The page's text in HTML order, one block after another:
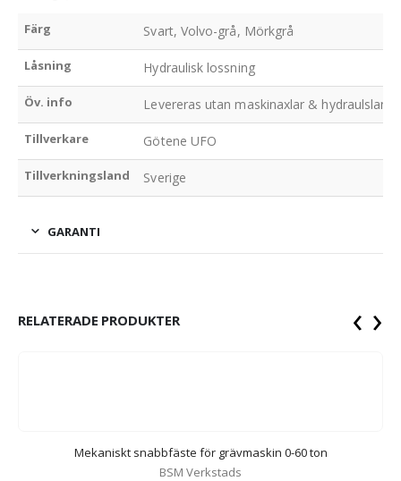
Färg Svart, Volvo-grå, Mörkgrå
Låsning Hydraulisk lossning
Öv. info Levereras utan maskinaxlar &
Tillverkare Götene UFO
Tillverkningsland Sverige
GARANTI
RELATERADE PRODUKTER
Mekaniskt snabbfäste för grävmaskin 0-60 ton
BSM Verkstads
‹ ›